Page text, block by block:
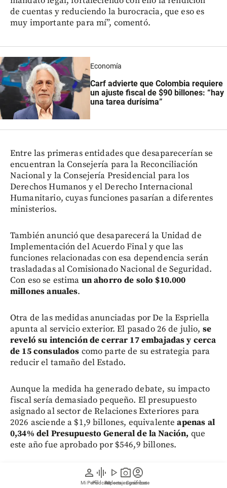
person
Mi Perfil
graphic_eq
Pódcast
play_arrow
Videos
photo_camera
Reportajes gráficos
account_circle
Suscríbete
de cuentas y reduciendo la burocracia, que eso es
muy importante para mí”, comentó.
Economía
Carf advierte que Colombia requiere
un ajuste fiscal de $90 billones: “hay
una tarea durísima”
Entre las primeras entidades que desaparecerían se
encuentran la Consejería para la Reconciliación
Nacional y la Consejería Presidencial para los
Derechos Humanos y el Derecho Internacional
Humanitario, cuyas funciones pasarían a diferentes
ministerios.
También anunció que desaparecerá la Unidad de
Implementación del Acuerdo Final y que las
funciones relacionadas con esa dependencia serán
trasladadas al Comisionado Nacional de Seguridad.
Con eso se estima un ahorro de solo $10.000
millones anuales.
Otra de las medidas anunciadas por De la Espriella
apunta al servicio exterior. El pasado 26 de julio, se
reveló su intención de cerrar 17 embajadas y cerca
de 15 consulados como parte de su estrategia para
reducir el tamaño del Estado.
Aunque la medida ha generado debate, su impacto
fiscal sería demasiado pequeño. El presupuesto
asignado al sector de Relaciones Exteriores para
2026 asciende a $1,9 billones, equivalenteapenas al
0,34% del Presupuesto General de la Nación, que
este año fue aprobado por $546,9 billones.
Los 7 dolores de cabeza
económicos que Petro le deja a De la Espriella